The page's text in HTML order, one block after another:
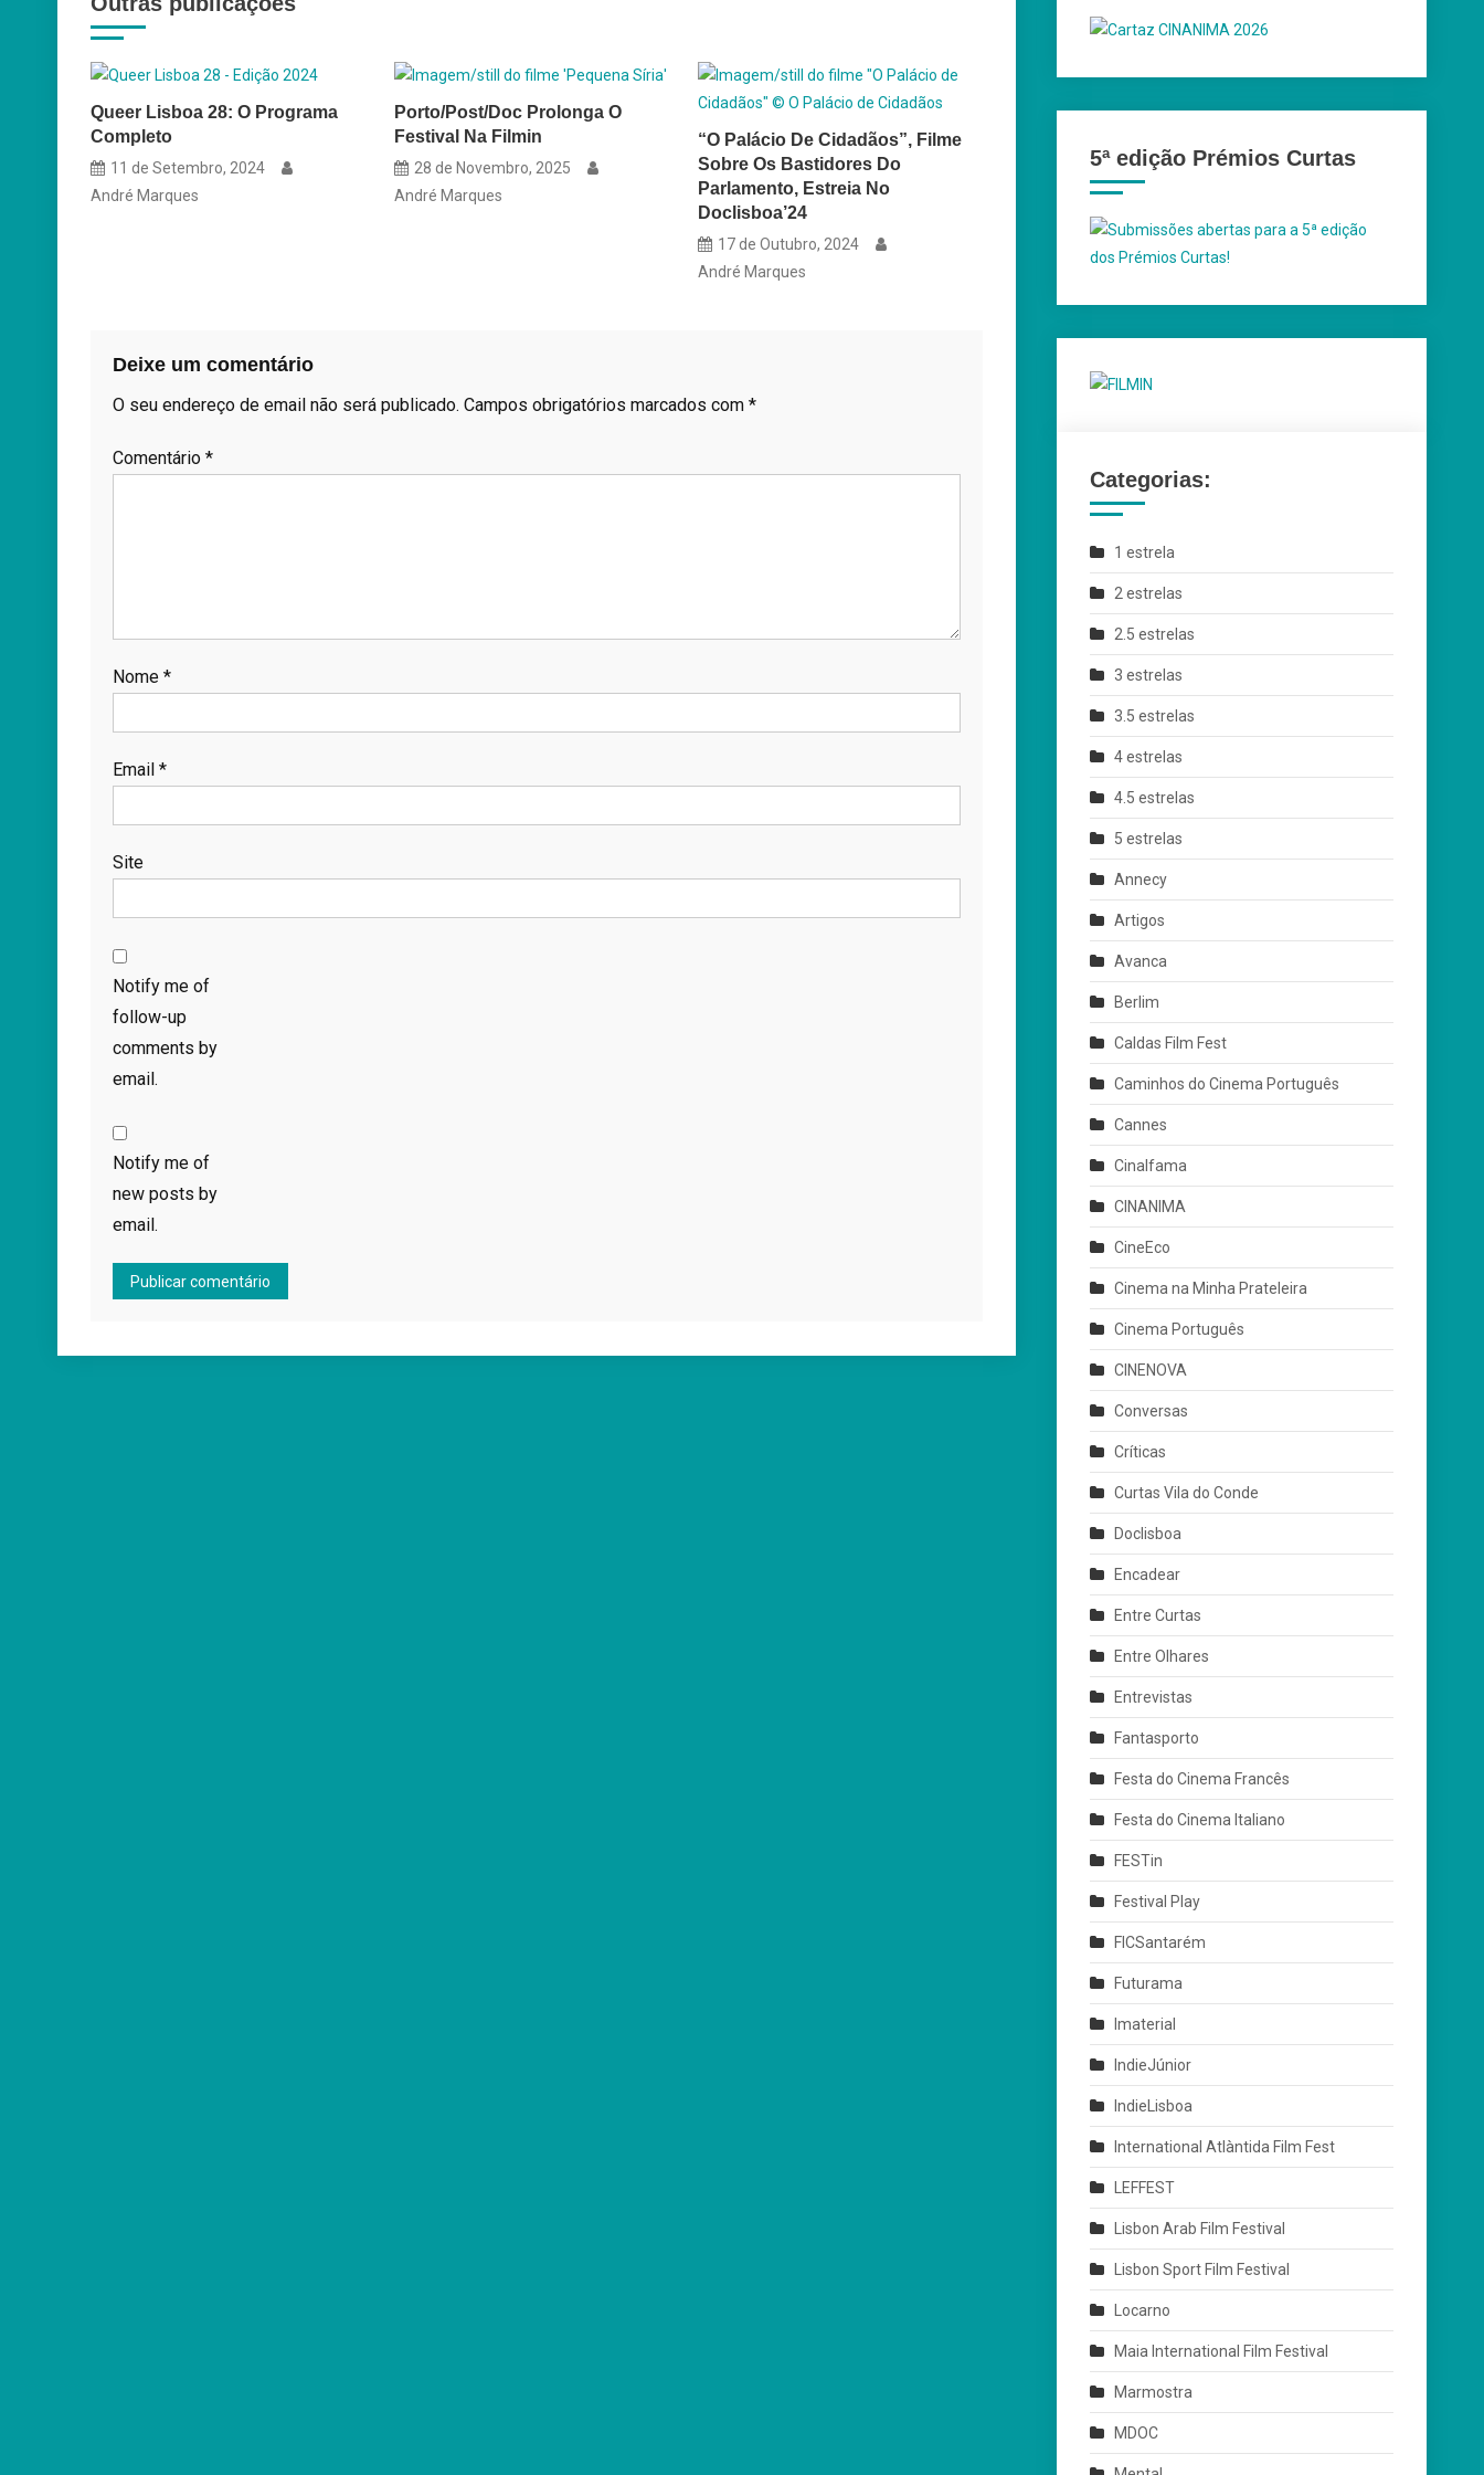
artigos
Queer Lisboa 28: O Programa
Completo
11 de Setembro, 2024
André Marques
Porto/Post/Doc Prolonga O
Festival Na Filmin
28 de Novembro, 2025
André Marques
“O Palácio De Cidadãos”, Filme
Sobre Os Bastidores Do
Parlamento, Estreia No
Doclisboa’24
17 de Outubro, 2024
André Marques
Deixe um comentário
O seu endereço de email não será publicado. Campos obrigatórios marcados com *
Comentário *
Nome *
Email *
Site
Notify me of
follow-up
comments by
email.
Notify me of
new posts by
email.
5ª edição Prémios Curtas
Categorias:
1 estrela
2 estrelas
2.5 estrelas
3 estrelas
3.5 estrelas
4 estrelas
4.5 estrelas
5 estrelas
Annecy
Artigos
Avanca
Berlim
Caldas Film Fest
Caminhos do Cinema Português
Cannes
Cinalfama
CINANIMA
CineEco
Cinema na Minha Prateleira
Cinema Português
CINENOVA
Conversas
Críticas
Curtas Vila do Conde
Doclisboa
Encadear
Entre Curtas
Entre Olhares
Entrevistas
Fantasporto
Festa do Cinema Francês
Festa do Cinema Italiano
FESTin
Festival Play
FICSantarém
Futurama
Imaterial
IndieJúnior
IndieLisboa
International Atlàntida Film Fest
LEFFEST
Lisbon Arab Film Festival
Lisbon Sport Film Festival
Locarno
Maia International Film Festival
Marmostra
MDOC